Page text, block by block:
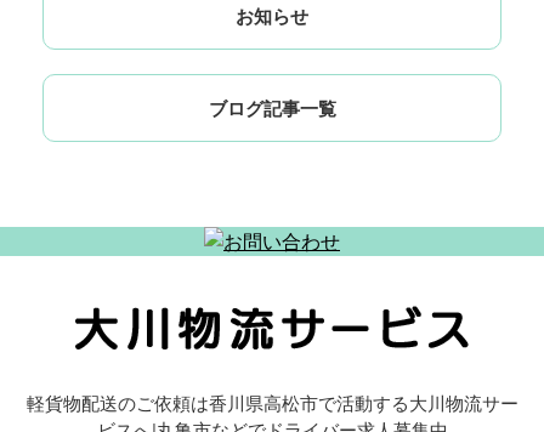
お知らせ
ブログ記事一覧
軽貨物配送のご依頼は香川県高松市で活動する大川物流サー